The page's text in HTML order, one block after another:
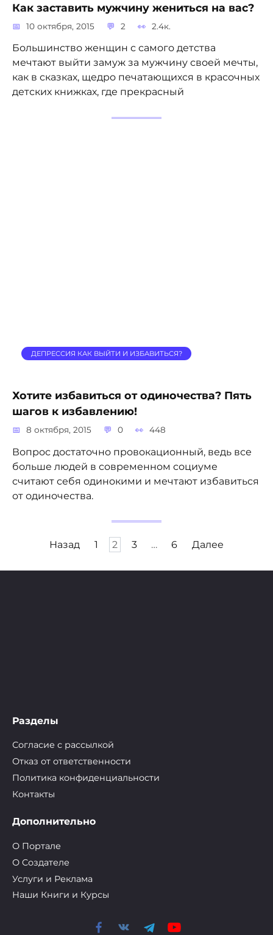
Как заставить мужчину жениться на вас?
10 октября, 2015 2 2.4к.
Большинство женщин с самого детства
мечтают выйти замуж за мужчину своей мечты,
как в сказках, щедро печатающихся в красочных
детских книжках, где прекрасный
ДЕПРЕССИЯ КАК ВЫЙТИ И ИЗБАВИТЬСЯ?
Хотите избавиться от одиночества? Пять
шагов к избавлению!
8 октября, 2015 0 448
Вопрос достаточно провокационный, ведь все
больше людей в современном социуме
считают себя одинокими и мечтают избавиться
от одиночества.
Пагинация
Назад 1 2 3 … 6 Далее
Разделы
Согласие с рассылкой
Отказ от ответственности
Политика конфиденциальности
Контакты
Дополнительно
О Портале
О Cоздателе
Услуги и Реклама
Наши Книги и Курсы